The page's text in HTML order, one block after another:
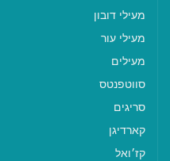
מעילי דובון
מעילי עור
מעילים
סווטפנטס
סריגים
קארדיגן
קז׳ואל